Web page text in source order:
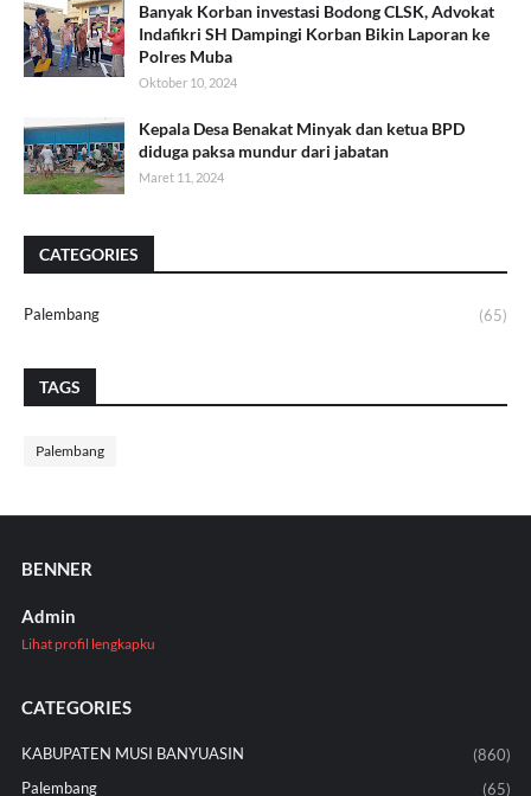
Banyak Korban investasi Bodong CLSK, Advokat
Indafikri SH Dampingi Korban Bikin Laporan ke
Polres Muba
Oktober 10, 2024
Kepala Desa Benakat Minyak dan ketua BPD
diduga paksa mundur dari jabatan
Maret 11, 2024
CATEGORIES
Palembang (65)
TAGS
Palembang
BENNER
Admin
Lihat profil lengkapku
CATEGORIES
KABUPATEN MUSI BANYUASIN
(860)
Palembang
(65)